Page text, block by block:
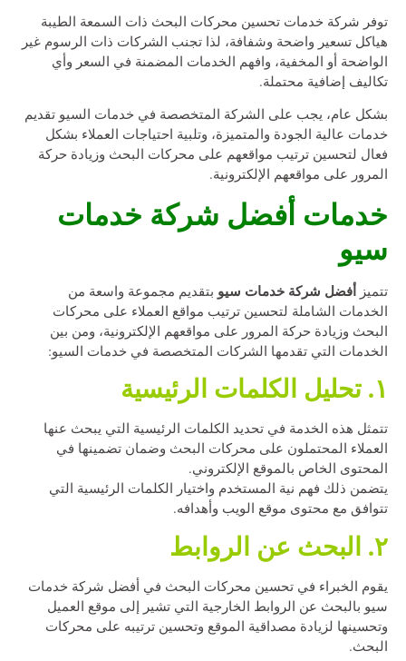
توفر شركة خدمات تحسين محركات البحث ذات السمعة الطيبة
هياكل تسعير واضحة وشفافة، لذا تجنب الشركات ذات الرسوم غير
الواضحة أو المخفية، وافهم الخدمات المضمنة في السعر وأي
تكاليف إضافية محتملة.
بشكل عام، يجب على الشركة المتخصصة في خدمات السيو تقديم
خدمات عالية الجودة والمتميزة، وتلبية احتياجات العملاء بشكل
فعال لتحسين ترتيب مواقعهم على محركات البحث وزيادة حركة
المرور على مواقعهم الإلكترونية.
خدمات أفضل شركة خدمات
سيو
تتميز أفضل شركة خدمات سيو بتقديم مجموعة واسعة من
الخدمات الشاملة لتحسين ترتيب مواقع العملاء على محركات
البحث وزيادة حركة المرور على مواقعهم الإلكترونية، ومن بين
الخدمات التي تقدمها الشركات المتخصصة في خدمات السيو:
١. تحليل الكلمات الرئيسية
تتمثل هذه الخدمة في تحديد الكلمات الرئيسية التي يبحث عنها
العملاء المحتملون على محركات البحث وضمان تضمينها في
المحتوى الخاص بالموقع الإلكتروني.
يتضمن ذلك فهم نية المستخدم واختيار الكلمات الرئيسية التي
تتوافق مع محتوى موقع الويب وأهدافه.
٢. البحث عن الروابط
يقوم الخبراء في تحسين محركات البحث في أفضل شركة خدمات
سيو بالبحث عن الروابط الخارجية التي تشير إلى موقع العميل
وتحسينها لزيادة مصداقية الموقع وتحسين ترتيبه على محركات
البحث.